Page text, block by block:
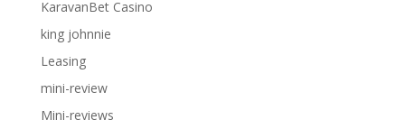
KaravanBet Casino
king johnnie
Leasing
mini-review
Mini-reviews